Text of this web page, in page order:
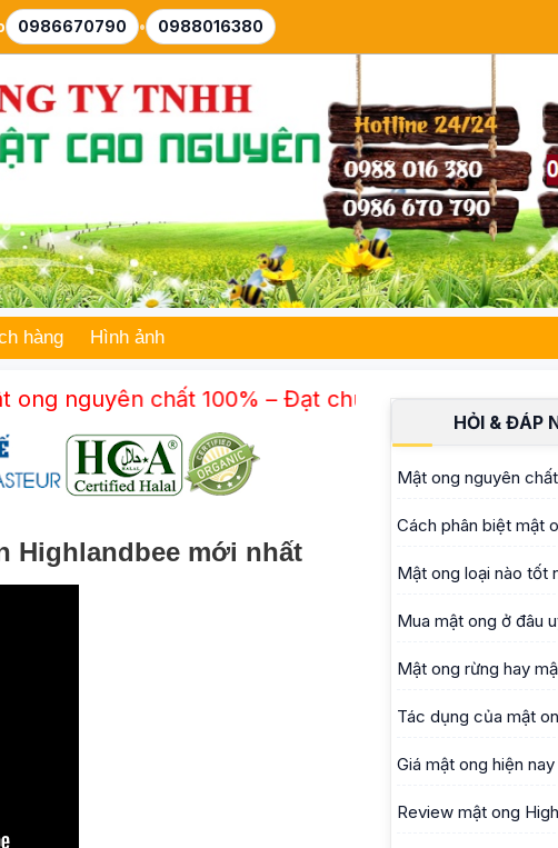
0986670790 • 0988016380
hàng Hình ảnh
chất 100% – Đạt chuẩn ISO 22000, an toàn cho
Highlandbee mới nhất
HỎI & ĐÁP
Mật ong nguyên
Cách phân biệt mật
Mật ong loại nào tốt
Mua mật ong ở đâu
Mật ong rừng hay
Tác dụng của mật
Giá mật ong hiện nay
Review mật ong